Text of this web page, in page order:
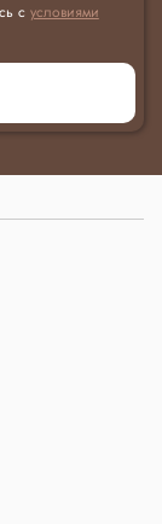
с условиями